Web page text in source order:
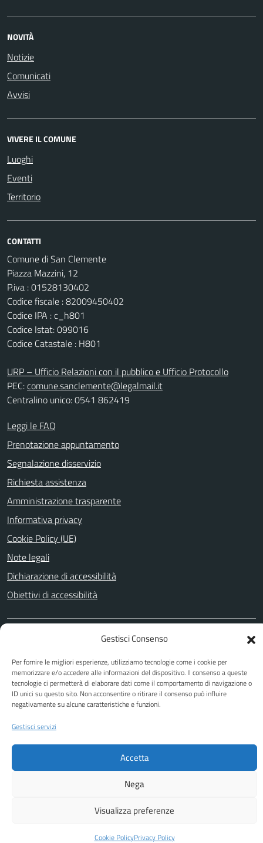
Gestisci Consenso
Per fornire le migliori esperienze, utilizziamo tecnologie come i cookie per
memorizzare e/o accedere alle informazioni del dispositivo. Il consenso a queste
tecnologie ci permetterà di elaborare dati come il comportamento di navigazione o
ID unici su questo sito. Non acconsentire o ritirare il consenso può influire
negativamente su alcune caratteristiche e funzioni.
Gestisci servizi
Accetta
Nega
Visualizza preferenze
Cookie PolicyPrivacy Policy
NOVITÀ
Notizie
Comunicati
Avvisi
VIVERE IL COMUNE
Luoghi
Eventi
Territorio
CONTATTI
Comune di San Clemente
Piazza Mazzini, 12
P.iva : 01528130402
Codice fiscale : 82009450402
Codice IPA : c_h801
Codice Istat: 099016
Codice Catastale : H801
URP – Ufficio Relazioni con il pubblico e Ufficio Protocollo
PEC:comune.sanclemente@legalmail.it
Centralino unico: 0541 862419
Leggi le FAQ
Prenotazione appuntamento
Segnalazione disservizio
Richiesta assistenza
Amministrazione trasparente
Informativa privacy
Cookie Policy (UE)
Note legali
Dichiarazione di accessibilità
Obiettivi di accessibilità
FacebookYoutube
Attuazione Misure PNRR
Piano di miglioramento del sito